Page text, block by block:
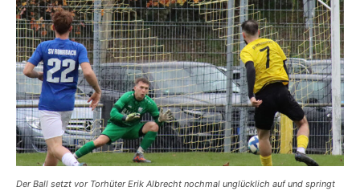
Der Ball setzt vor Torhüter Erik Albrecht nochmal unglücklich auf und springt